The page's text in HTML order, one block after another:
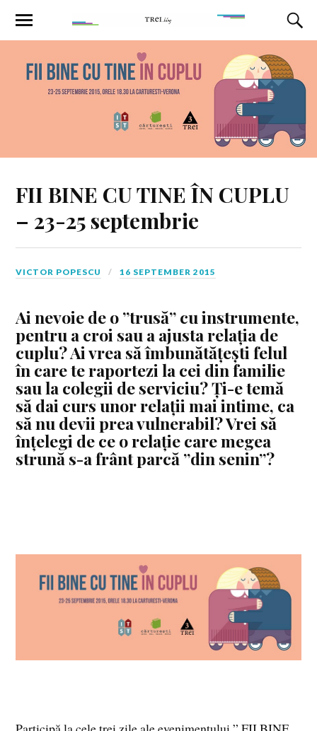
FII BINE CU TINE ÎN CUPLU
– 23-25 septembrie
VICTOR POPESCU 16 SEPTEMBER 2015
Ai nevoie de o ”trusă” cu instrumente,
pentru a croi sau a ajusta relația de
cuplu? Ai vrea să îmbunătățești felul
în care te raportezi la cei din familie
sau la colegii de serviciu? Ți-e temă
să dai curs unor relații mai intime, ca
să nu devii prea vulnerabil? Vrei să
înțelegi de ce o relație care megea
strună s-a frânt parcă ”din senin”?